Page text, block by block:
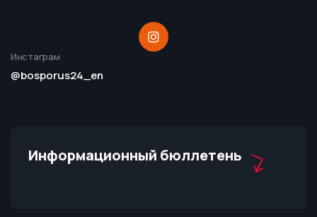
Инстаграм
@bosporus24_en
Информационный бюллетень